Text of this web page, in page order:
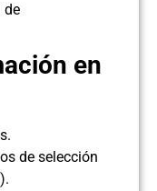
de
en
de selección